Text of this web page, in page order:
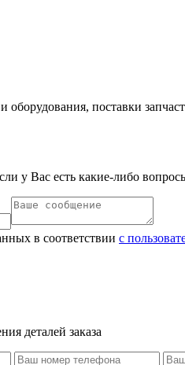
поставки
у Вас есть какие-либо
в соответствии с
деталей заказа